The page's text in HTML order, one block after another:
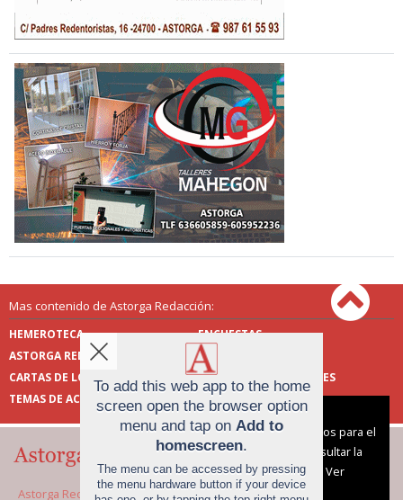
Mas contenido de Astorga Redacción:
HEMEROTECA
ENCUESTAS
ASTORGA REDACCIÓN
PUBLICIDAD
CARTAS DE LOS LECTORES
FOTOS DE LOS LECTORES
TEMAS DE ACTUALIDAD
Astorga Redacción |Términos de uso|Protección
Aviso sobre el Uso de cookies:
Utilizamos cookies nuestras y de terceros para el
funcionamiento del digital. Puedes consultar la
lista de cookies y como desconectarlas.
Ver
nuestra Política de Privacidad y Cookies
To add this web app to the home
screen open the browser option
menu and tap on Add to
homescreen.
The menu can be accessed by pressing
the menu hardware button if your device